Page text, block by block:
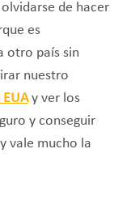
de hacer
es
otro país sin
nuestro
y ver los
y conseguir
vale mucho la